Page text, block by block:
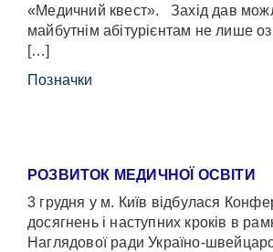
«Медичний квест». Захід дав
майбутнім абітурієнтам не лише
[…]
Позначки
РОЗВИТОК МЕДИЧНОЇ ОСВІТИ
3 грудня у м. Київ відбулася
досягнень і наступних кроків в
Наглядової ради Україно-